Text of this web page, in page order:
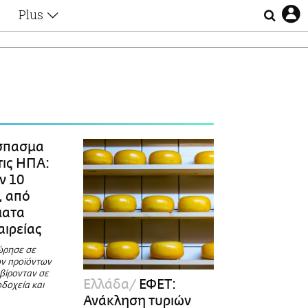
Plus
Οι Αθηναίοι
Απώλειες
Lgbtqi+
Επιλογές
ΗΠΑ:
10
από
σε
προϊόντων
σε
και
Ελλάδα ΕΦΕΤ:
Ανάκληση τυριών